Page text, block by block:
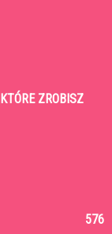
ZROBISZ
576